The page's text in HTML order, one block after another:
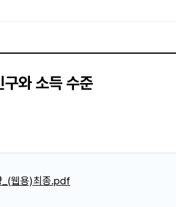
와 소득 수준
_(웹용)최종.pdf